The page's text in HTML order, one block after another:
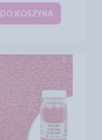
DO KOSZYKA